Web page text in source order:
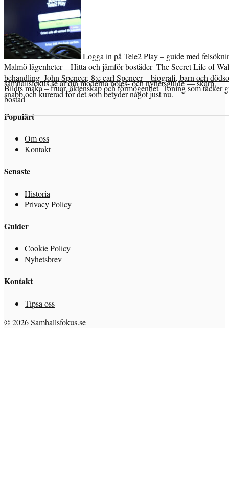
Logga in på Tele2 Play – guide med
Malmö lägenheter – Hitta och jämför bostäder The Secret Life of
behandling John Spencer, 8:e earl Spencer – biografi, barn och
Bildts maka – fruar, äktenskap och förmögenhet Toning som täcker
bostad
samhallsfokus.se är din moderna nöjes- och nyhetsguide — skarp,
snabb och kurerad för det som betyder något just nu.
Populärt
Om oss
Kontakt
Senaste
Historia
Privacy Policy
Guider
Cookie Policy
Nyhetsbrev
Kontakt
Tipsa oss
© 2026 Samhallsfokus.se